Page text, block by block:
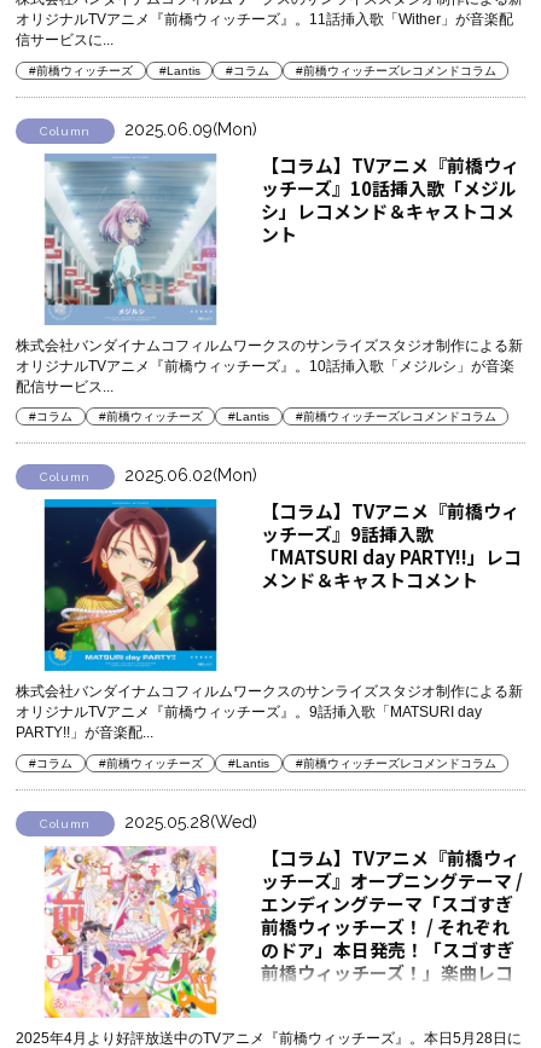
オリジナルTVアニメ『前橋ウィッチーズ』。11話挿入歌「Wither」が音楽配
信サービスに...
#前橋ウィッチーズ #Lantis #コラム #前橋ウィッチーズレコメンドコラム
Column 2025.06.09(Mon)
【コラム】TVアニメ『前橋ウィ
ッチーズ』10話挿入歌「メジル
シ」レコメンド＆キャストコメ
ント
株式会社バンダイナムコフィルムワークスのサンライズスタジオ制作による新
オリジナルTVアニメ『前橋ウィッチーズ』。10話挿入歌「メジルシ」が音楽
配信サービス...
#コラム #前橋ウィッチーズ #Lantis #前橋ウィッチーズレコメンドコラム
Column 2025.06.02(Mon)
【コラム】TVアニメ『前橋ウィ
ッチーズ』9話挿入歌
「MATSURI day PARTY!!」レコ
メンド＆キャストコメント
株式会社バンダイナムコフィルムワークスのサンライズスタジオ制作による新
オリジナルTVアニメ『前橋ウィッチーズ』。9話挿入歌「MATSURI day
PARTY!!」が音楽配...
#コラム #前橋ウィッチーズ #Lantis #前橋ウィッチーズレコメンドコラム
Column 2025.05.28(Wed)
【コラム】TVアニメ『前橋ウィ
ッチーズ』オープニングテーマ /
エンディングテーマ「スゴすぎ
前橋ウィッチーズ！ / それぞれ
のドア」本日発売！「スゴすぎ
前橋ウィッチーズ！」楽曲レコ
2025年4月より好評放送中のTVアニメ『前橋ウィッチーズ』。本日5月28日に